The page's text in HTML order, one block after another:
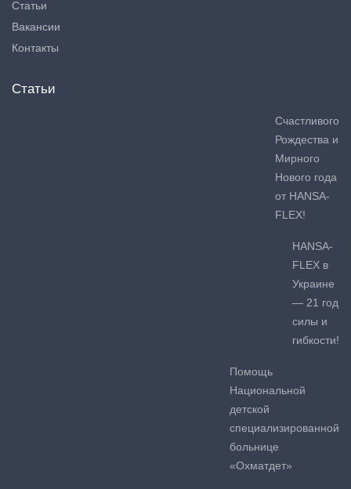
Статьи
Вакансии
Контакты
Статьи
Счастливого
Рождества и
Мирного
Нового года
от HANSA-
FLEX!
HANSA-
FLEX в
Украине
— 21 год
силы и
гибкости!
Помощь
Национальной
детской
специализированной
больнице
«Охматдет»